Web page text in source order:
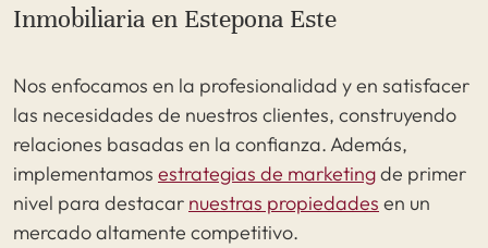
Inmobiliaria en Estepona Este
Nos enfocamos en la profesionalidad y en satisfacer
las necesidades de nuestros clientes, construyendo
relaciones basadas en la confianza. Además,
implementamos estrategias de marketingde primer
nivel para destacar nuestras propiedades en un
mercado altamente competitivo.